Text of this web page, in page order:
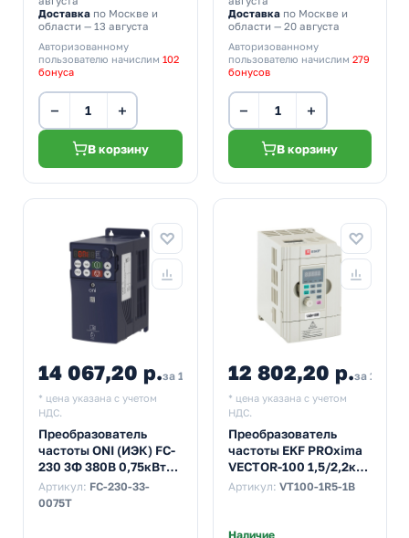
Доставка по Москве и
области — 13 августа
Авторизованному
пользователю начислим 102
бонуса
− +
В корзину
Доставкапо Москве и
области — 20 августа
Авторизованному
пользователю начислим 279
бонусов
− +
В корзину
14 067,20 р.за 1 шт
* цена указана с учетом
НДС.
Преобразователь
частоты ONI (ИЭК) FC-
230 3Ф 380В 0,75кВт
2,5А встроенный
тормозной модуль
Артикул: FC-230-33-
0075T
12 802,20 р.за 1 шт
* цена указана с учетом
НДС.
Преобразователь
частоты EKF PROxima
VECTOR-100 1,5/2,2кВт
1х230В
Артикул: VT100-1R5-1B
Наличие